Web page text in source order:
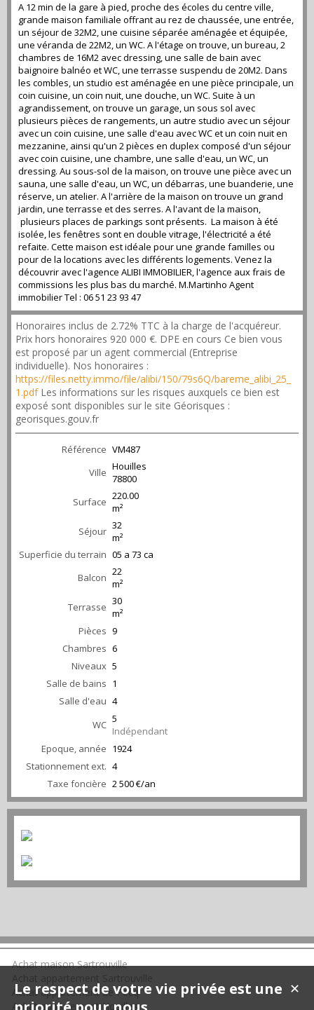
A 12 min de la gare à pied, proche des écoles du centre ville,
grande maison familiale offrant au rez de chaussée, une entrée,
un séjour de 32M2, une cuisine séparée aménagée et équipée,
une véranda de 22M2, un WC. A l'étage on trouve, un bureau, 2
chambres de 16M2 avec dressing, une salle de bain avec
baignoire balnéo et WC, une terrasse suspendu de 20M2. Dans
les combles, un studio est aménagée en une pièce principale, un
coin cuisine, un coin nuit, une douche, un WC. Suite à un
agrandissement, on trouve un garage, un sous sol avec
plusieurs pièces de rangements, un autre studio avec un séjour
avec un coin cuisine, une salle d'eau avec WC et un coin nuit en
mezzanine, ainsi qu'un 2 pièces en duplex composé d'un séjour
avec coin cuisine, une chambre, une salle d'eau, un WC, un
dressing. Au sous-sol de la maison, on trouve une pièce avec un
sauna, une salle d'eau, un WC, un débarras, une buanderie, une
réserve, un atelier. A l'arrière de la maison on trouve un grand
jardin, une terrasse et des serres. A l'avant de la maison,
plusieurs places de parkings sont présents. La maison à été
isolée, les fenêtres sont en double vitrage, l'électricité a été
refaite. Cette maison est idéale pour une grande familles ou
pour de la locations avec les différents logements. Venez la
découvrir avec l'agence ALIBI IMMOBILIER, l'agence aux frais de
commissions les plus bas du marché. M.Martinho Agent
immobilier Tel : 06 51 23 93 47
Honoraires inclus de 2.72% TTC à la charge de l'acquéreur.
Prix hors honoraires 920 000 €. DPE en cours Ce bien vous
est proposé par un agent commercial (Entreprise
individuelle). Nos honoraires :
https://files.netty.immo/file/alibi/150/79s6Q/bareme_alibi_25_
1.pdfLes informations sur les risques auxquels ce bien est
exposé sont disponibles sur le site Géorisques :
georisques.gouv.fr
Référence VM487
Ville Houilles
78800
Surface 220.00
m²
Séjour 32
m²
Superficie du terrain 05 a 73 ca
Balcon 22
m²
Terrasse 30
m²
Pièces 9
Chambres 6
Niveaux 5
Salle de bains 1
Salle d'eau 4
WC 5
Indépendant
Epoque, année 1924
Stationnement ext. 4
Taxe foncière 2 500 €/an
Achat maison Sartrouville
Achat appartement Le Pecq
Achat appartement Houilles
✕
Le respect de votre vie privée est une